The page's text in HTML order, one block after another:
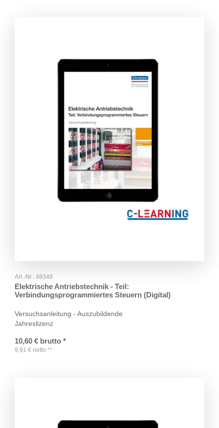
Art.-Nr.: 48349
Elektrische Antriebstechnik - Teil:
Verbindungsprogrammiertes Steuern (Digital)
Versuchsanleitung - Auszubildende
Jahreslizenz
10,60 € brutto *
9,91 € netto **